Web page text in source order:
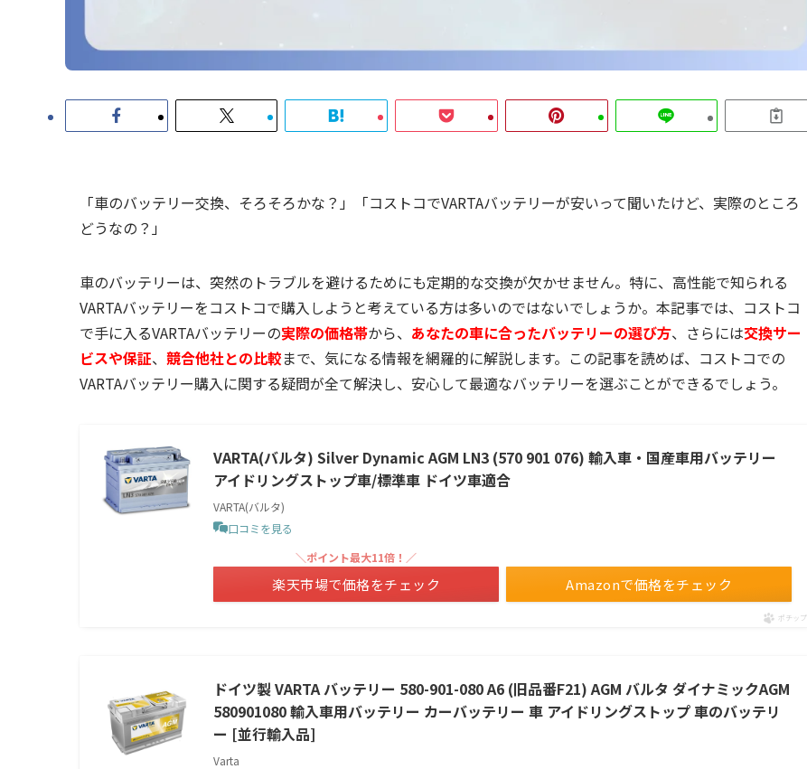
「車のバッテリー交換、そろそろかな？」「コストコでVARTAバッテリーが安いって聞いたけど、実際のところ
どうなの？」
車のバッテリーは、突然のトラブルを避けるためにも定期的な交換が欠かせません。特に、高性能で知られる
VARTAバッテリーをコストコで購入しようと考えている方は多いのではないでしょうか。本記事では、コストコ
で手に入るVARTAバッテリーの実際の価格帯から、 あなたの車に合ったバッテリーの選び方、さらには交換サー
ビスや保証、 競合他社との比較まで、気になる情報を網羅的に解説します。この記事を読めば、コストコでの
VARTAバッテリー購入に関する疑問が全て解決し、安心して最適なバッテリーを選ぶことができるでしょう。
VARTA(バルタ) Silver Dynamic AGM LN3 (570 901 076) 輸入車・国産車用バッテリー
アイドリングストップ車/標準車 ドイツ車適合
VARTA(バルタ)
口コミを見る
Amazonで価格をチェック
＼ポイント最大11倍！／
楽天市場で価格をチェック
ポチップ
ドイツ製 VARTA バッテリー 580-901-080 A6 (旧品番F21) AGM バルタ ダイナミックAGM
580901080 輸入車用バッテリー カーバッテリー 車 アイドリングストップ 車のバッテリ
ー [並行輸入品]
Varta